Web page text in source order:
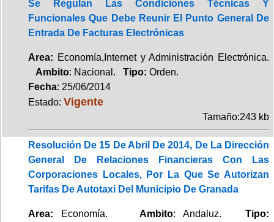
Se Regulan Las Condiciones Técnicas Y
Funcionales Que Debe Reunir El Punto General De
Entrada De Facturas Electrónicas
Area: Economía,Internet y Administración Electrónica.
Ambito: Nacional. Tipo: Orden.
Fecha: 25/06/2014
Estado: Vigente
Tamaño:243 kb
Resolución De 15 De Abril De 2014, De La Dirección
General De Relaciones Financieras Con Las
Corporaciones Locales, Por La Que Se Autorizan
Tarifas De Autotaxi Del Municipio De Granada
Area: Economía. Ambito: Andaluz. Tipo: